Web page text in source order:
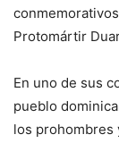
Protomártir
En uno de sus
pueblo
los prohombres